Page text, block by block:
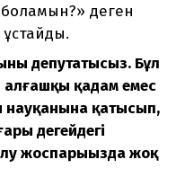
деген
ұстайды.
депутатысыз. Бұл
алғашқы қадам емес
науқанына қатысып,
деңгейдегі
жоспарыңызда жоқ